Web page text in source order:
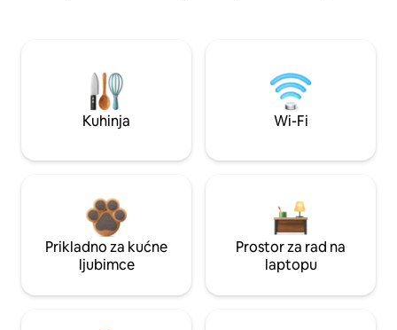
Kuhinja Wi-Fi
Prikladno za kućne
ljubimce
Prostor za rad na
laptopu